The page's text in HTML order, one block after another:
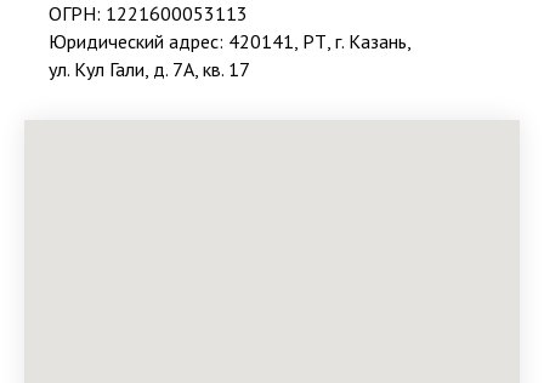
ОГРН: 1221600053113
Юридический адрес: 420141, РТ, г. Казань,
ул. Кул Гали, д. 7А, кв. 17